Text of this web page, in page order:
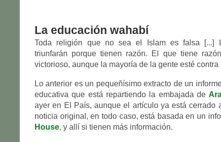
La educación wahabí
Toda religión que no sea el Islam es falsa [...]
triunfarán porque tienen razón. El que tiene
victorioso, aunque la mayoría de la gente esté contra
Lo anterior es un pequeñísimo extracto de un
educativa que está repartiendo la embajada de
ayer en El País, aunque el artículo ya está cerrado
noticia original, en todo caso, está basada en un
House, y allí si tienen más información.